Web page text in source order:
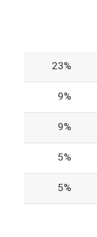
23%
9%
9%
5%
5%